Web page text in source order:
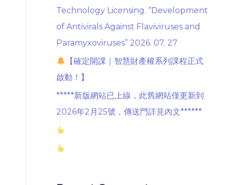
Technology Licensing. “Development
of Antivirals Against Flaviviruses and
Paramyxoviruses” 2026. 07. 27
【確定開課｜智慧財產權系列課程正式
啟動！】
*****新版網站已上線，此舊網站僅更新到
2026年2月25號，傳送門詳見內文******